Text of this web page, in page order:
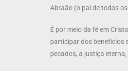
Abraão (o pai de todos
É por meio da fé em
participar dos benefícios
pecados, a justiça